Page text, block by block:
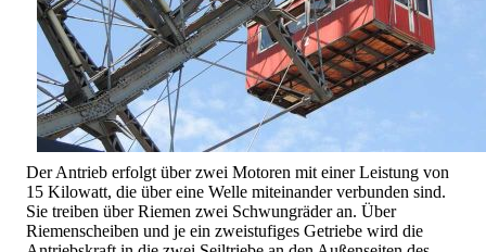
Der Antrieb erfolgt über zwei Motoren mit einer Leistung von
15 Kilowatt, die über eine Welle miteinander verbunden sind.
Sie treiben über Riemen zwei Schwungräder an. Über
Riemenscheiben und je ein zweistufiges Getriebe wird die